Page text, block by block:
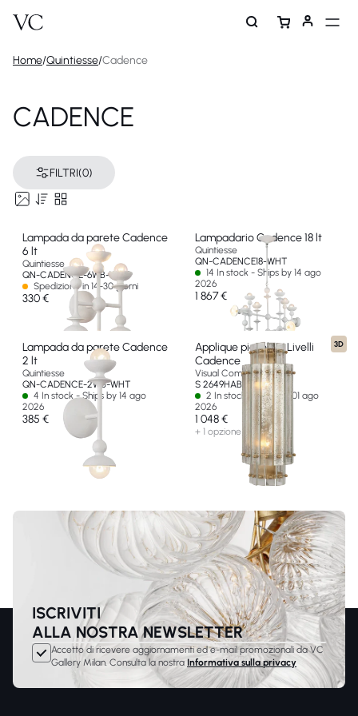
Home/Quintiesse/Cadence
CADENCE
FILTRI(0)
Lampada da parete Cadence
6 lt
Quintiesse
QN-CADENCE-6WB-WHT
Spedizione in 14-30 giorni
330 €
Lampadario Cadence 18 lt
Quintiesse
QN-CADENCE18-WHT
14 In stock - Ships by 14 ago
2026
1 867 €
Lampada da parete Cadence
2 lt
Quintiesse
QN-CADENCE-2WB-WHT
4 In stock - Ships by 14 ago
2026
385 €
3D
Applique piccolo a Livelli
Cadence
Visual Comfort & Co
S 2649HAB-AM-EU
2 In stock - Ships by 01 ago
2026
1 048 €
+ 1 opzione
ISCRIVITI
ALLA NOSTRA NEWSLETTER
Accetto di ricevere aggiornamenti ed e-mail promozionali da VC
Gallery Milan. Consulta la nostra Informativa sulla privacy